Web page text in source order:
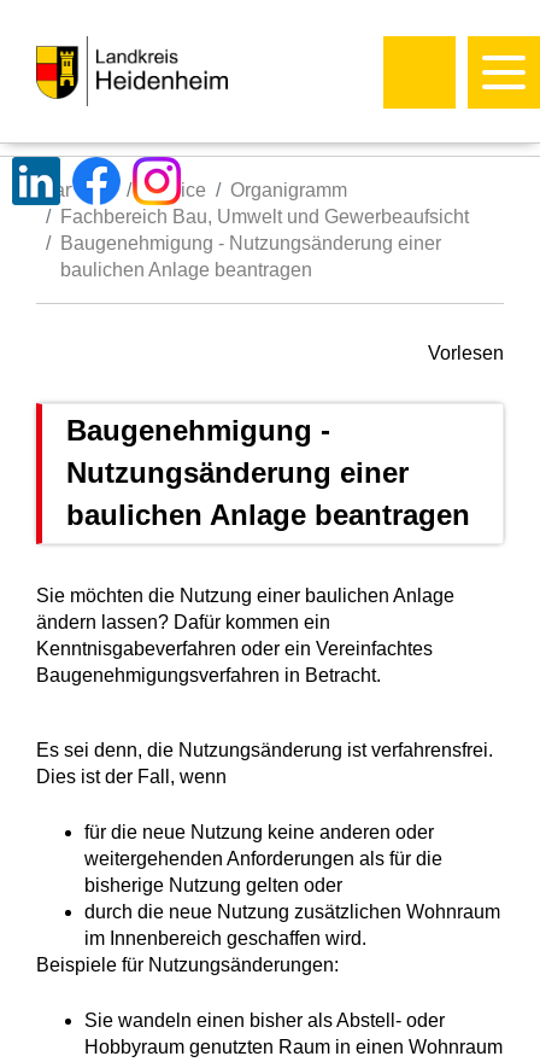
Startseite Service
Organigramm
Fachbereich Bau, Umwelt und Gewerbeaufsicht
Baugenehmigung - Nutzungsänderung einer
baulichen Anlage beantragen
Vorlesen
Baugenehmigung -
Nutzungsänderung einer
baulichen Anlage beantragen
Sie möchten die Nutzung einer baulichen Anlage
ändern lassen? Dafür kommen ein
Kenntnisgabeverfahren oder ein Vereinfachtes
Baugenehmigungsverfahren in Betracht.
Es sei denn, die Nutzungsänderung ist verfahrensfrei.
Dies ist der Fall, wenn
für die neue Nutzung keine anderen oder
weitergehenden Anforderungen als für die
bisherige Nutzung gelten oder
durch die neue Nutzung zusätzlichen Wohnraum
im Innenbereich geschaffen wird.
Beispiele für Nutzungsänderungen:
Sie wandeln einen bisher als Abstell- oder
Hobbyraum genutzten Raum in einen Wohnraum